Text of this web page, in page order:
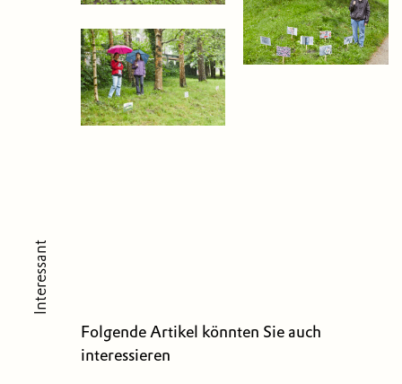
Interessant
Folgende Artikel könnten Sie auch
interessieren